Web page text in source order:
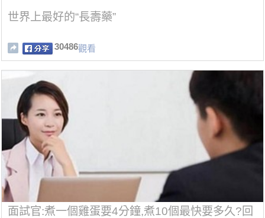
世界上最好的“長壽藥”
30486觀看
面試官:煮一個雞蛋要4分鐘,煮10個最快要多久?回